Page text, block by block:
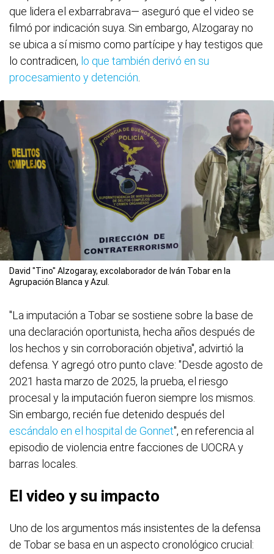
que lidera el exbarrabrava— aseguró que el video se
filmó por indicación suya. Sin embargo, Alzogaray no
se ubica a sí mismo como partícipe y hay testigos que
lo contradicen, lo que también derivó en su
procesamiento y detención
David "Tino" Alzogaray, excolaborador de Iván Tobar en la
Agrupación Blanca y Azul.
"La imputación a Tobar se sostiene sobre la base de
una declaración oportunista, hecha años después de
los hechos y sin corroboración objetiva", advirtió la
defensa. Y agregó otro punto clave: "Desde agosto de
2021 hasta marzo de 2025, la prueba, el riesgo
procesal y la imputación fueron siempre los mismos.
Sin embargo, recién fue detenido después del
escándalo en el hospital de Gonnet", en referencia al
episodio de violencia entre facciones de UOCRA y
barras locales.
El video y su impacto
Uno de los argumentos más insistentes de la defensa
de Tobar se basa en un aspecto cronológico crucial: